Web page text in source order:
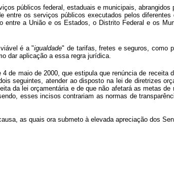
públicos federal, estaduais e municipais, abrangidos
os serviços públicos executados pelos diferentes
a União e os Estados, o Distrito Federal e os
é a "igualdade" de tarifas, fretes e seguros, como
dar aplicação a essa regra jurídica.
de maio de 2000, que estipula que renúncia de receita
seguintes, atender ao disposto na lei de diretrizes
da lei orçamentária e de que não afetará as metas
esses incisos contrariam as normas de
as quais ora submeto à elevada apreciação dos